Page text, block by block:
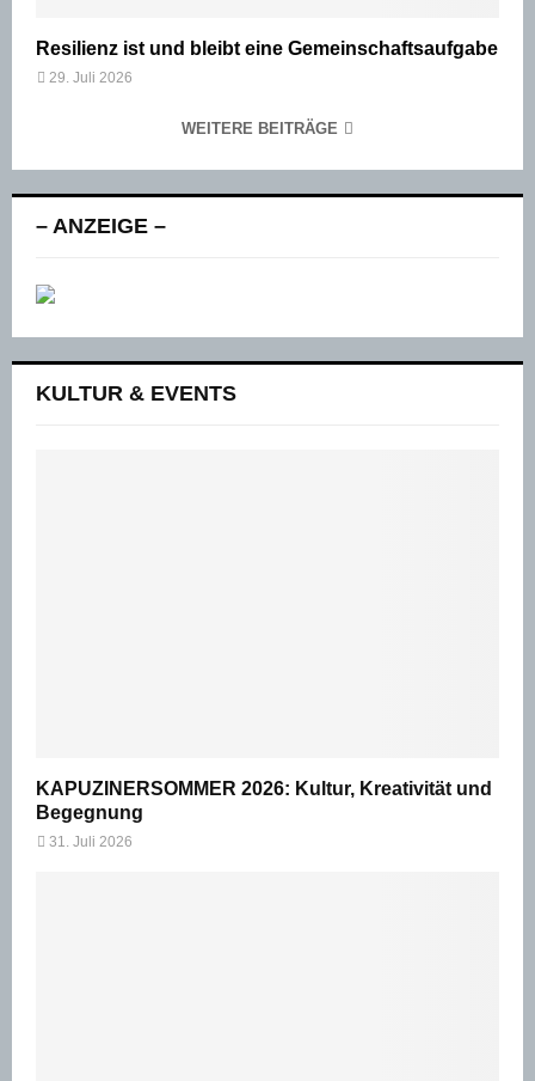
Resilienz ist und bleibt eine Gemeinschaftsaufgabe
29. Juli 2026
WEITERE BEITRÄGE
– ANZEIGE –
KULTUR & EVENTS
KAPUZINERSOMMER 2026: Kultur, Kreativität und
Begegnung
31. Juli 2026